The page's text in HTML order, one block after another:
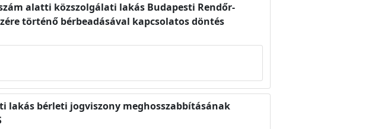
alatti közszolgálati lakás Budapesti Rendőr-
történő bérbeadásával kapcsolatos döntés
lakás bérleti jogviszony meghosszabbításának